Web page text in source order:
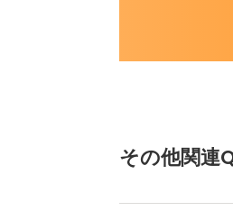
その他関連